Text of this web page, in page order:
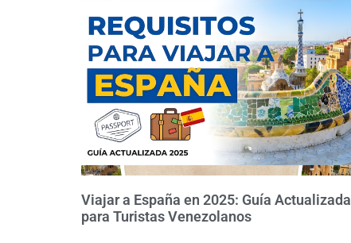
Viajar a España en 2025: Guía Actualizada
para Turistas Venezolanos